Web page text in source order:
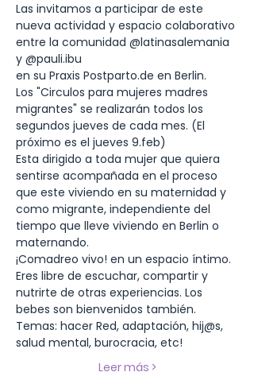
Las invitamos a participar de este
nueva actividad y espacio colaborativo
entre la comunidad @latinasalemania
y @pauli.ibu
en su Praxis Postparto.de en Berlin.
Los "Circulos para mujeres madres
migrantes" se realizarán todos los
segundos jueves de cada mes. (El
próximo es el jueves 9.feb)
Esta dirigido a toda mujer que quiera
sentirse acompañada en el proceso
que este viviendo en su maternidad y
como migrante, independiente del
tiempo que lleve viviendo en Berlin o
maternando.
¡Comadreo vivo! en un espacio íntimo.
Eres libre de escuchar, compartir y
nutrirte de otras experiencias. Los
bebes son bienvenidos también.
Temas: hacer Red, adaptación, hij@s,
salud mental, burocracia, etc!
Leer más >